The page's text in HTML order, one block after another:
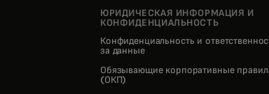
tab
ЮРИДИЧЕСКАЯ ИНФОРМАЦИЯ И
КОНФИДЕНЦИАЛЬНОСТЬ
Конфиденциальность и
за данные
Обязывающие корпоративные
(ОКП)